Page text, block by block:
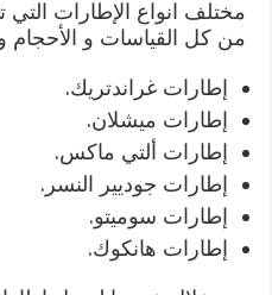
مختلف انواع الإطارات
من كل القياسات و الأحجام
إطارات غراندتريك.
إطارات ميشلان.
إطارات ألتي ماكس.
إطارات جوديير النسر.
إطارات سوميتو.
إطارات هانكوك.